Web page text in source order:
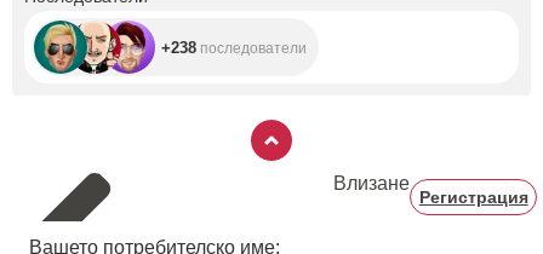
+238 последователи
Влизане
Регистрация
Вашето потребителско име: